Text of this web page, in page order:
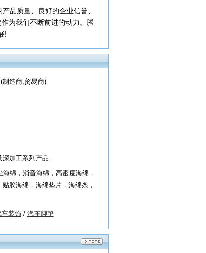
品质量、良好的企业信誉、
为我们不断前进的动力。腾
!
制造商,贸易商)
加工系列产品
绵，消音海绵，高密度海绵，
胶海绵，海绵垫片，海绵条，
车装饰/ 汽车脚垫